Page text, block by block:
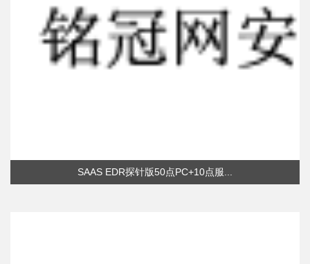
SAAS EDR探针版50点PC+10点服...